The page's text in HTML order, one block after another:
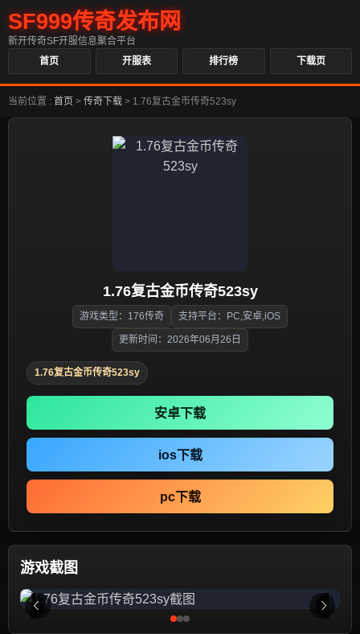
SF999传奇发布网
新开传奇SF开服信息聚合平台
首页
开服表 排行榜 下载页
当前位置 : 首页 > 传奇下载 > 1.76复古金币传奇523sy
1.76复古金币传奇523sy
游戏类型：176传奇 支持平台：PC,安卓,iOS
更新时间：2026年06月26日
1.76复古金币传奇523sy
安卓下载
ios下载
pc下载
游戏截图